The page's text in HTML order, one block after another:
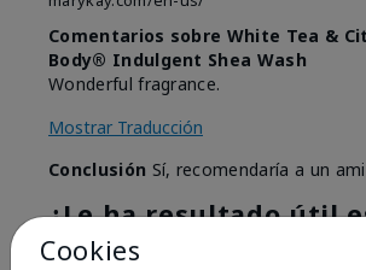
Comentarios sobre White Tea &
Body® Indulgent Shea Wash
Wonderful fragrance.
Mostrar Traducción
Conclusión Sí, recomendaría a un
¿Le ha resultado útil
opinión?
Cookies